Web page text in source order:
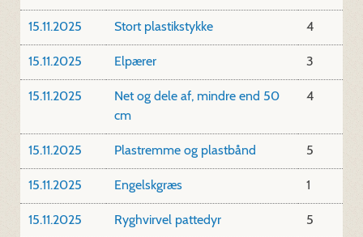
15.11.2025 Stort plastikstykke 4
15.11.2025 Elpærer 3
15.11.2025
Net og dele af, mindre end 50
cm
4
15.11.2025 Plastremme og plastbånd 5
15.11.2025 Engelskgræs 1
15.11.2025 Ryghvirvel pattedyr 5